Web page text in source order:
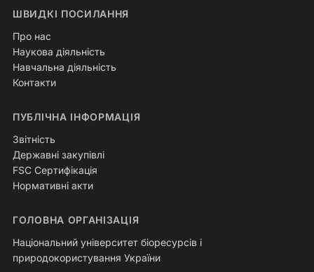
ШВИДКІ ПОСИЛАННЯ
Про нас
Наукова діяльність
Навчальна діяльність
Контакти
ПУБЛІЧНА ІНФОРМАЦІЯ
Звітність
Державні закупівлі
FSC Сертифікація
Нормативні акти
ГОЛОВНА ОРГАНІЗАЦІЯ
Національний університет біоресурсів і
природокористування України